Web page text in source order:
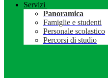
Servizi
Panoramica
Famiglie e studenti
Personale scolastico
Percorsi di studio